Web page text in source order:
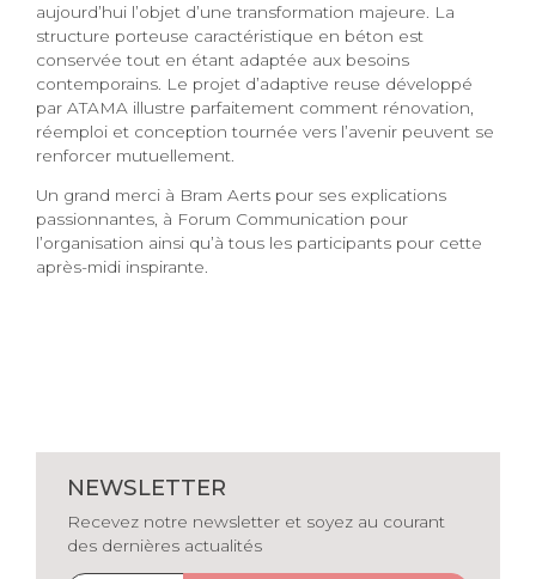
aujourd’hui l’objet d’une transformation majeure. La
structure porteuse caractéristique en béton est
conservée tout en étant adaptée aux besoins
contemporains. Le projet d’adaptive reuse développé
par ATAMA illustre parfaitement comment rénovation,
réemploi et conception tournée vers l’avenir peuvent se
renforcer mutuellement.
Un grand merci à Bram Aerts pour ses explications
passionnantes, à Forum Communication pour
l’organisation ainsi qu’à tous les participants pour cette
après-midi inspirante.
NEWSLETTER
Recevez notre newsletter et soyez au courant
des dernières actualités